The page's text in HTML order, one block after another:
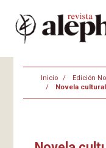
Inicio
Edición
Novela